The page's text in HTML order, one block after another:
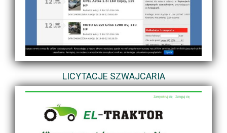
LICYTACJE SZWAJCARIA